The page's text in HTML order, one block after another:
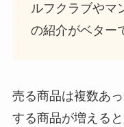
ルフクラブやマ
の紹介がベター
売る商品は複数あ
する商品が増える